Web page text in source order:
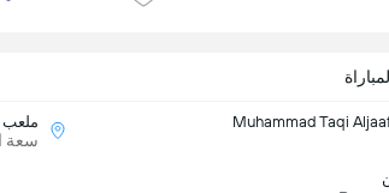
Muhammad Taqi ملعب
سعة